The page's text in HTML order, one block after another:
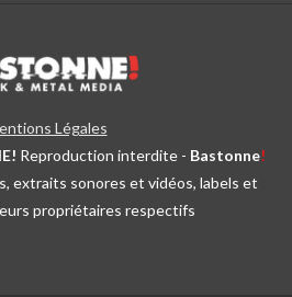
Légales
Reproduction interdite - Bastonne!
extraits sonores et vidéos, labels et
propriétaires respectifs